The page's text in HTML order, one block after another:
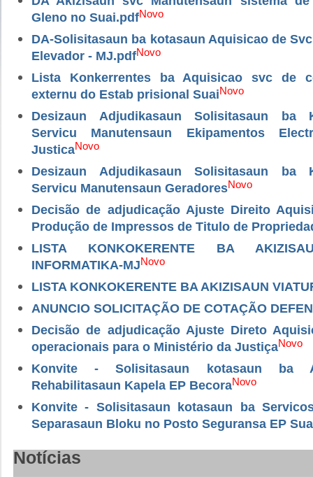
Gleno no Suai.pdfNovo
DA-Solisitasaun ba kotasaun Aquisicao de
Elevador - MJ.pdfNovo
Lista Konkerrentes ba Aquisicao svc de
externu do Estab prisional SuaiNovo
Desizaun Adjudikasaun Solisitasaun ba
Servicu Manutensaun Ekipamentos
JusticaNovo
Desizaun Adjudikasaun Solisitasaun ba
Servicu Manutensaun GeradoresNovo
Decisão de adjudicação Ajuste Direito
Produção de Impressos de Titulo de
LISTA KONKOKERENTE BA
INFORMATIKA-MJNovo
LISTA KONKOKERENTE BA AKIZISAUN
ANUNCIO SOLICITAÇÃO DE COTAÇÃO
Decisão de adjudicação Ajuste Direto
operacionais para o Ministério da JustiçaNovo
Konvite - Solisitasaun kotasaun ba
Rehabilitasaun Kapela EP BecoraNovo
Konvite - Solisitasaun kotasaun ba
Separasaun Bloku no Posto Seguransa EP
Notícias